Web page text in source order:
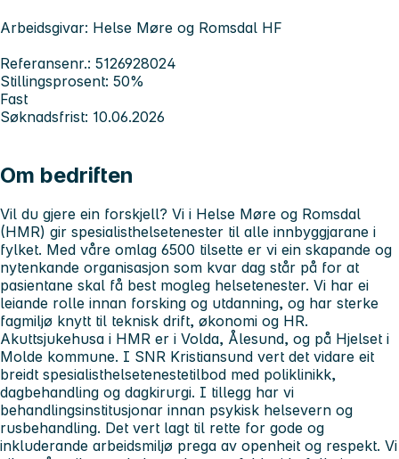
Arbeidsgivar: Helse Møre og Romsdal HF
Referansenr.: 5126928024
Stillingsprosent: 50%
Fast
Søknadsfrist: 10.06.2026
Om bedriften
Vil du gjere ein forskjell? Vi i Helse Møre og Romsdal
(HMR) gir spesialisthelsetenester til alle innbyggjarane i
fylket. Med våre omlag 6500 tilsette er vi ein skapande og
nytenkande organisasjon som kvar dag står på for at
pasientane skal få best mogleg helsetenester. Vi har ei
leiande rolle innan forsking og utdanning, og har sterke
fagmiljø knytt til teknisk drift, økonomi og HR.
Akuttsjukehusa i HMR er i Volda, Ålesund, og på Hjelset i
Molde kommune. I SNR Kristiansund vert det vidare eit
breidt spesialisthelsetenestetilbod med poliklinikk,
dagbehandling og dagkirurgi. I tillegg har vi
behandlingsinstitusjonar innan psykisk helsevern og
rusbehandling. Det vert lagt til rette for gode og
inkluderande arbeidsmiljø prega av openheit og respekt. Vi